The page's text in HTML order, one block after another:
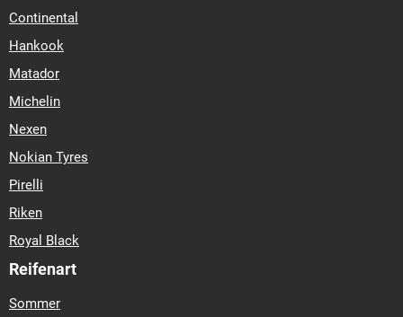
Continental
Hankook
Matador
Michelin
Nexen
Nokian Tyres
Pirelli
Riken
Royal Black
Reifenart
Sommer